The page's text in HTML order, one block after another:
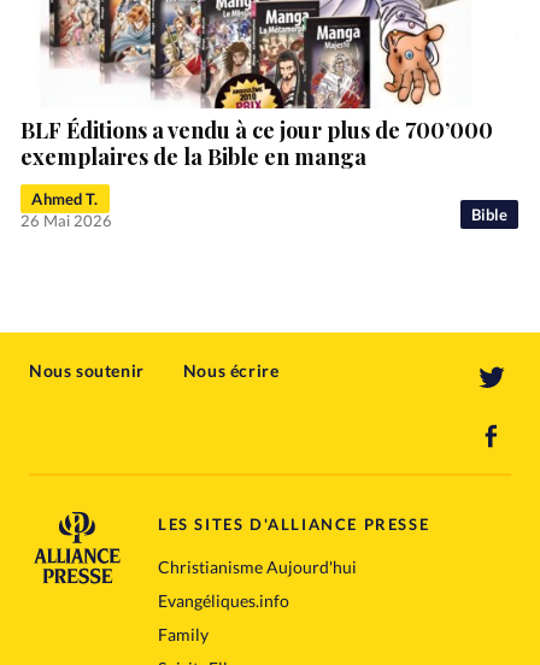
Bible
BLF Éditions a vendu à ce jour plus de 700’000
exemplaires de la Bible en manga
Ahmed T.
26 Mai 2026
Nous soutenir Nous écrire
LES SITES D'ALLIANCE PRESSE
Christianisme Aujourd'hui
Evangéliques.info
Family